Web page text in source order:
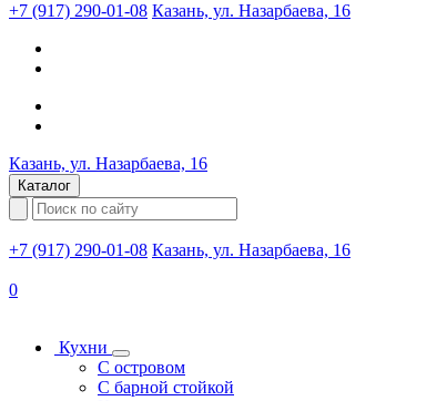
+7 (917) 290-01-08 Казань, ул. Назарбаева, 16
Казань, ул. Назарбаева, 16
Каталог
+7 (917) 290-01-08 Казань, ул. Назарбаева, 16
0
Кухни
С островом
С барной стойкой